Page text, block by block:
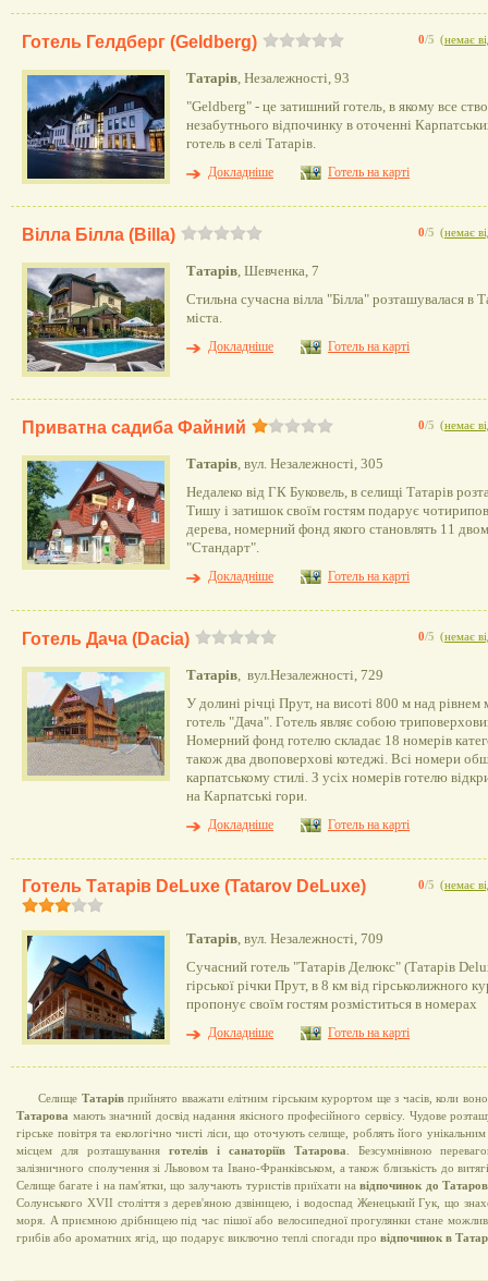
0/5 (немає
Готель Гелдберг (Geldberg)
Татарів, Незалежності, 93
"Geldberg" - це затишний готель, в якому все
незабутнього відпочинку в оточенні
готель в селі Татарів.
Докладніше
Готель на карті
0/5 (немає
Вілла Білла (Billa)
Татарів, Шевченка, 7
Стильна сучасна вілла "Білла" розташувалася в
міста.
Докладніше
Готель на карті
0/5 (немає
Приватна садиба Файний
Татарів, вул. Незалежності, 305
Недалеко від ГК Буковель, в селищі Татарів
Тишу і затишок своїм гостям подарує
дерева, номерний фонд якого становлять 11
"Стандарт".
Докладніше
Готель на карті
0/5 (немає
Готель Дача (Dacia)
Татарів, вул.Незалежності, 729
У долині річці Прут, на висоті 800 м над
готель "Дача". Готель являє собою
Номерний фонд готелю складає 18 номерів
також два двоповерхові котеджі. Всі номери
карпатському стилі. З усіх номерів готелю
на Карпатські гори.
Докладніше
Готель на карті
0/5 (немає
Готель Татарів DeLuxe (Tatarov DeLuxe)
Татарів, вул. Незалежності, 709
Сучасний готель "Татарів Делюкс" (Татарів
гірської річки Прут, в 8 км від гірськолижного
пропонує своїм гостям розміститься в номерах
Докладніше
Готель на карті
Селище Татарівприйнято вважати елітним гірським курортом ще з часів, коли
Татарова мають значний досвід надання якісного професійного сервісу. Чудове
гірське повітря та екологічно чисті ліси, що оточують селище, роблять його
місцем для розташування готелів і санаторіїв Татарова . Безсумнівною
залізничного сполучення зі Львовом та Івано-Франківськом, а також близькість до
Селище багате і на пам'ятки, що залучають туристів приїхати навідпочинок до
Солунського XVII століття з дерев'яною дзвіницею, і водоспад Женецький Гук, що
моря. А приємною дрібницею під час пішої або велосипедної прогулянки стане
грибів або ароматних ягід, що подарує виключно теплі спогади про відпочинок в